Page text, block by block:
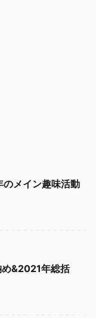
メイン趣味活動
め&2021年総括